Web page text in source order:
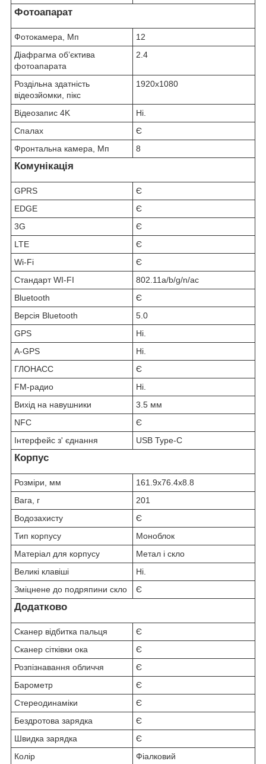
Фотоапарат
Фотокамера, Мп
12
Діафрагма об’єктива
фотоапарата
2.4
Роздільна здатність
відеозйомки, пікс
1920x1080
Відеозапис 4K
Ні.
Спалах
Є
Фронтальна камера, Мп
8
Комунікація
GPRS
Є
EDGE
Є
3G
Є
LTE
Є
Wi-Fi
Є
Стандарт WI-FI
802.11a/b/g/n/ac
Bluetooth
Є
Версія Bluetooth
5.0
GPS
Ні.
A-GPS
Ні.
ГЛОНАСС
Є
FM-радио
Ні.
Вихід на навушники
3.5 мм
NFC
Є
Інтерфейс з' єднання
USB Type-C
Корпус
Розміри, мм
161.9x76.4x8.8
Вага, г
201
Водозахисту
Є
Тип корпусу
Моноблок
Матеріал для корпусу
Метал і скло
Великі клавіші
Ні.
Зміцнене до подряпини скло
Є
Додатково
Сканер відбитка пальця
Є
Сканер сітківки ока
Є
Розпізнавання обличчя
Є
Барометр
Є
Стереодинаміки
Є
Бездротова зарядка
Є
Швидка зарядка
Є
Колір
Фіалковий